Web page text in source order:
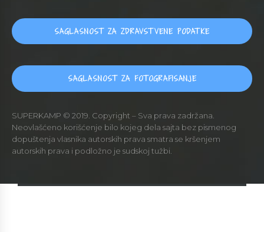
SAGLASNOST ZA ZDRAVSTVENE PODATKE
SAGLASNOST ZA FOTOGRAFISANJE
SUPERKAMP © 2019. Copyright – Sva prava zadržana.
Neovlašćeno korišćenje bilo kojeg dela sajta bez pismenog
dopuštenja vlasnika autorskih prava smatra se kršenjem
autorskih prava i podložno je sudskoj tužbi.